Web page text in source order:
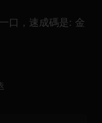
口，速成碼是: 金